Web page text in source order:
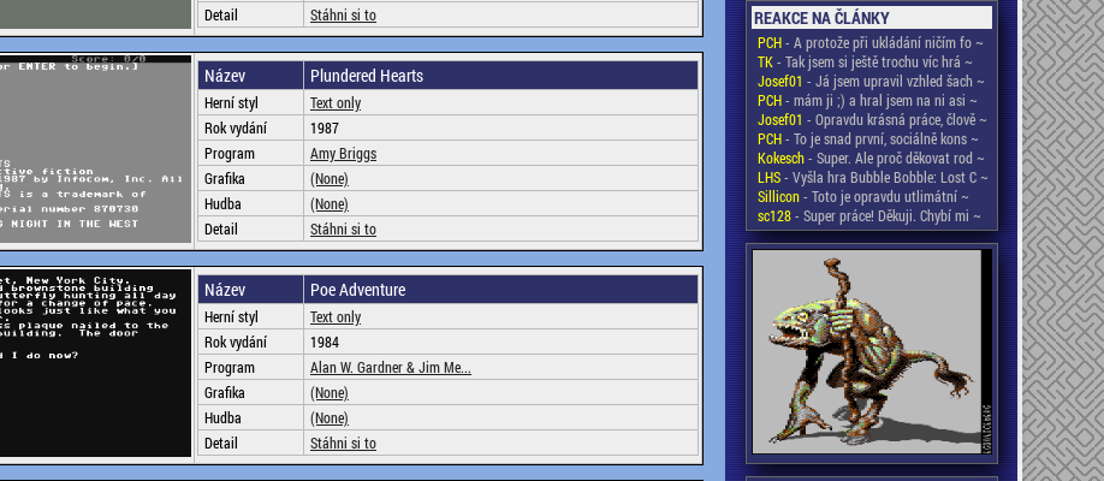
Detail
Stáhni si to
Název Plundered Hearts
Herní styl
Text only
Rok vydání
1987
Program
Amy Briggs
Grafika
(None)
Hudba
(None)
Detail
Stáhni si to
Název Poe Adventure
Herní styl
Text only
Rok vydání
1984
Program
Alan W. Gardner & Jim Me...
Grafika
(None)
Hudba
(None)
Detail
Stáhni si to
REAKCE NA ČLÁNKY
PCH- A protože při ukládání ničím fo ~
TK- Tak jsem si ještě trochu víc hrá ~
Josef01 - Já jsem upravil vzhled šach ~
PCH- mám ji ;) a hral jsem na ni asi ~
Josef01 - Opravdu krásná práce, člově ~
PCH- To je snad první, sociálně kons ~
Kokesch- Super. Ale proč děkovat rod ~
LHS- Vyšla hra Bubble Bobble: Lost C ~
Sillicon- Toto je opravdu utlimátní ~
sc128- Super práce! Děkuji. Chybí mi ~